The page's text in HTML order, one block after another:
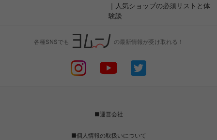
｜人気ショップの必須リストと体
験談
各種SNSでも の最新情報が受け取れる！
■運営会社
■個人情報の取扱いについて